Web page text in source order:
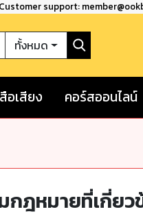
Customer support:
ทั้งหมด
อเสียง คอร์สออนไลน์
ฎหมายที่เกี่ยว